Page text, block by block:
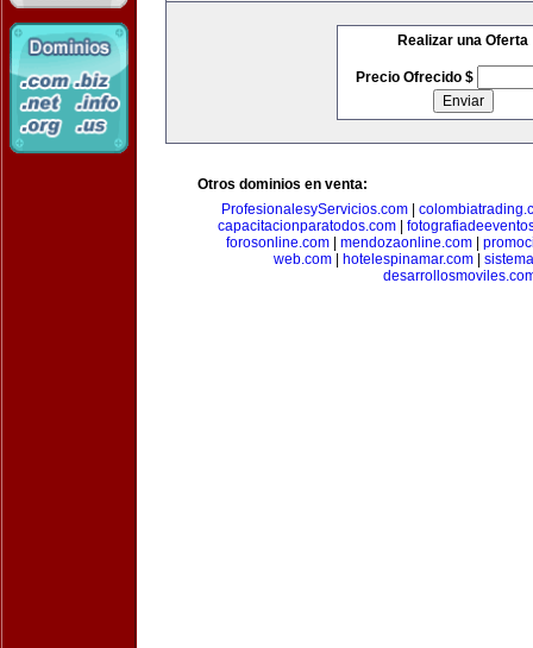
Realizar una Oferta
Precio Ofrecido $
Otros dominios en venta:
ProfesionalesyServicios.com
capacitacionparatodos.com
forosonline.com| mendozaonline.com|
web.com
hotelespinamar.com